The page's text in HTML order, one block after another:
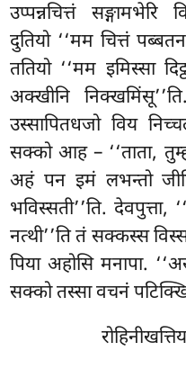
उप्पन्नचित्तं सङ्गामभेरि
दुतियो ‘‘मम चित्तं
ततियो ‘‘मम इमिस्सा
अक्खीनि
उस्सापितधजो विय
सक्को आह – ‘‘ताता,
अहं पन इमं लभन्तो
भविस्सती’’ति.
नत्थी’’ति तं सक्कस्स
पिया अहोसि मनापा.
सक्को तस्सा वचनं